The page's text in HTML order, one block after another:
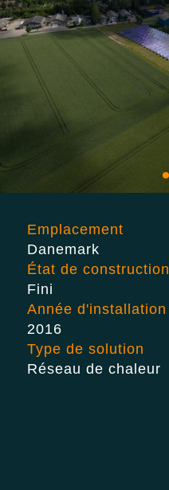
Emplacement
Danemark
État de construction
Fini
Année d'installation
2016
Type de solution
Réseau de chaleur